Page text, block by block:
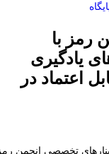
رمز با
یادگیری
اعتماد در
تخصصی انجمن رمز